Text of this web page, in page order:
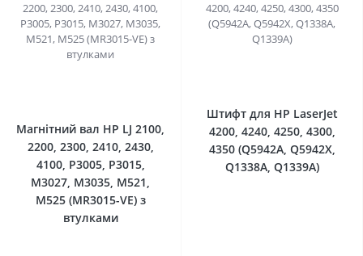
Магнітний вал HP LJ 2100,
2200, 2300, 2410, 2430,
4100, P3005, P3015,
M3027, M3035, M521,
M525 (MR3015-VE) з
втулками
Штифт для HP LaserJet
4200, 4240, 4250, 4300,
4350 (Q5942A, Q5942X,
Q1338A, Q1339A)